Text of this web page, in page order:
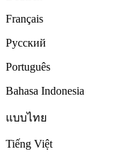
Français
Русский
Português
Bahasa Indonesia
แบบไทย
Tiếng Việt